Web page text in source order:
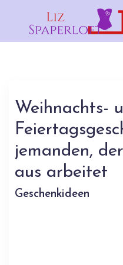
Weihnachts-
jemanden,
aus arbeitet
Geschenkideen